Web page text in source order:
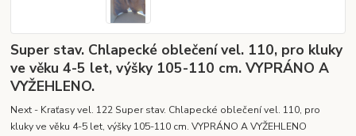
Super stav. Chlapecké oblečení vel. 110, pro kluky
ve věku 4-5 let, výšky 105-110 cm. VYPRÁNO A
VYŽEHLENO.
Next - Kraťasy vel. 122 Super stav. Chlapecké oblečení vel. 110, pro
kluky ve věku 4-5 let, výšky 105-110 cm. VYPRÁNO A VYŽEHLENO